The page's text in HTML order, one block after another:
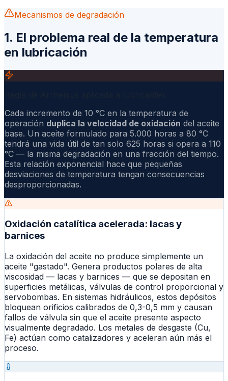
Mecanismos de degradación
1. El problema real de la temperatura
en lubricación
Cada incremento de 10 °C en la temperatura de
operación duplica la velocidad de oxidación del aceite
base. Un aceite formulado para 5.000 horas a 80 °C
tendrá una vida útil de tan solo 625 horas si opera a 110
°C — la misma degradación en una fracción del tiempo.
Esta relación exponencial hace que pequeñas
desviaciones de temperatura tengan consecuencias
desproporcionadas.
Oxidación catalítica acelerada: lacas y
barnices
La oxidación del aceite no produce simplemente un
aceite "gastado". Genera productos polares de alta
viscosidad — lacas y barnices — que se depositan en
superficies metálicas, válvulas de control proporcional y
servobombas. En sistemas hidráulicos, estos depósitos
bloquean orificios calibrados de 0,3-0,5 mm y causan
fallos de válvula sin que el aceite presente aspecto
visualmente degradado. Los metales de desgaste (Cu,
Fe) actúan como catalizadores y aceleran aún más el
proceso.